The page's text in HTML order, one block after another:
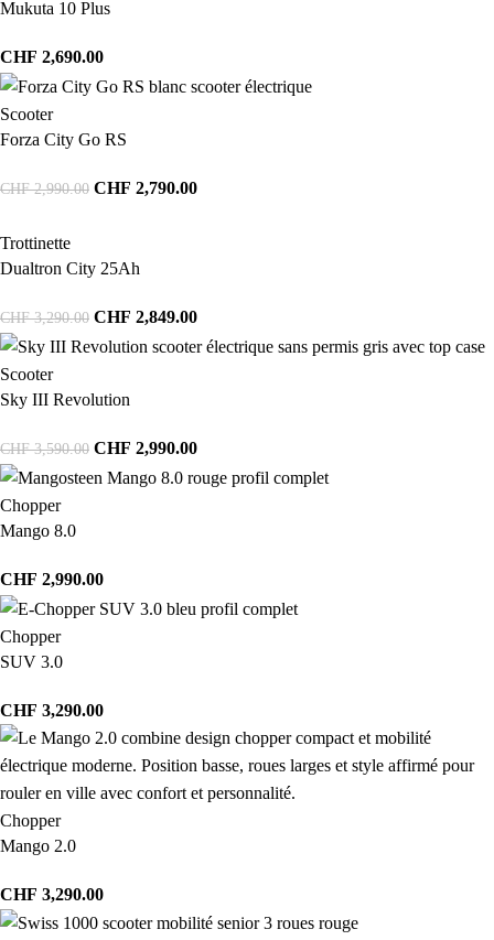
Mukuta 10 Plus
CHF 2,690.00
Scooter
Forza City Go RS
CHF2,990.00 CHF 2,790.00
Trottinette
Dualtron City 25Ah
CHF3,290.00 CHF 2,849.00
Scooter
Sky III Revolution
CHF3,590.00 CHF 2,990.00
Chopper
Mango 8.0
CHF 2,990.00
Chopper
SUV 3.0
CHF 3,290.00
Chopper
Mango 2.0
CHF 3,290.00